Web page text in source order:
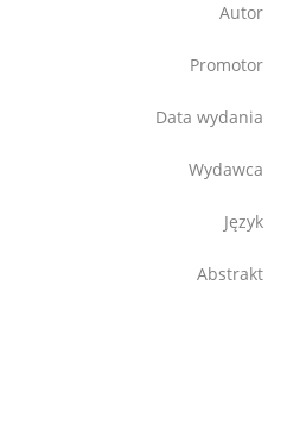
Autor
Promotor
Data wydania
Wydawca
Język
Abstrakt